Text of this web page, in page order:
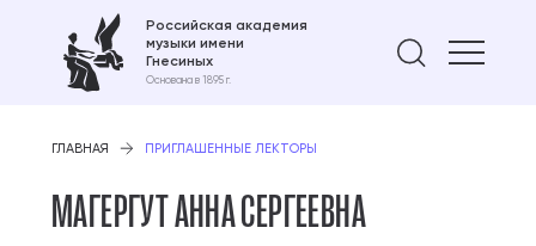
Российская академия
музыки имени
Гнесиных
Основана в 1895 г.
Найти
ГЛАВНАЯ ПРИГЛАШЕННЫЕ ЛЕКТОРЫ
МАГЕРГУТ АННА СЕРГЕЕВНА